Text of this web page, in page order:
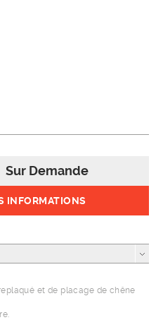
Sur Demande
INFORMATIONS
et de placage de chêne